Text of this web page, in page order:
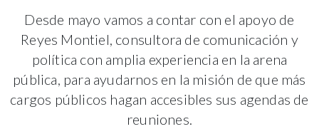
Desde mayo vamos a contar con el apoyo de
Reyes Montiel, consultora de comunicación y
política con amplia experiencia en la arena
pública, para ayudarnos en la misión de que más
cargos públicos hagan accesibles sus agendas de
reuniones.